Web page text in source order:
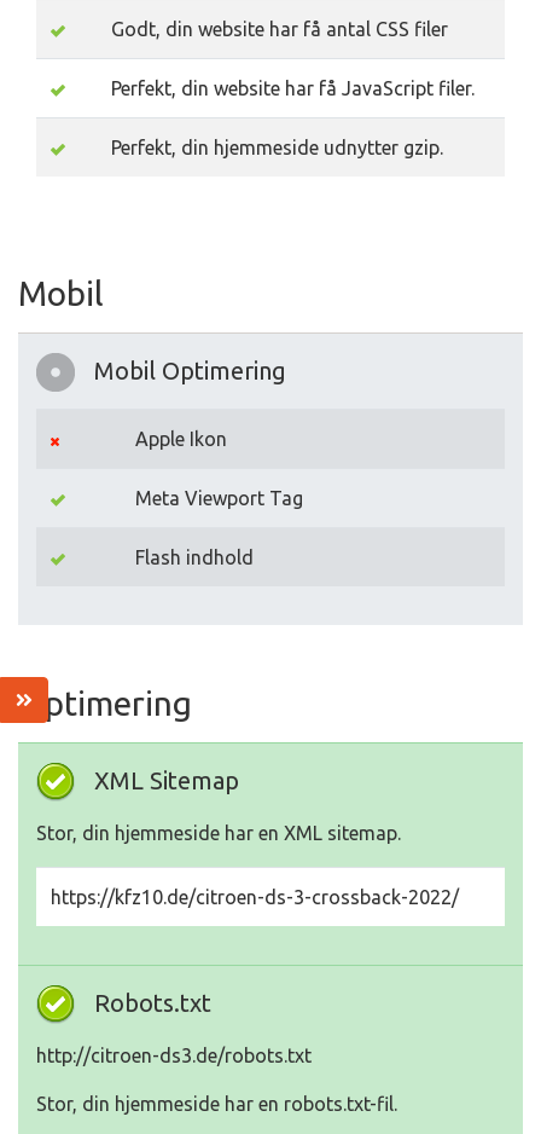
Godt, din website har få antal CSS filer
Perfekt, din website har få JavaScript filer.
Perfekt, din hjemmeside udnytter gzip.
Mobil
Mobil Optimering
Apple Ikon
Meta Viewport Tag
Flash indhold
Optimering
XML Sitemap
Stor, din hjemmeside har en XML sitemap.
https://kfz10.de/citroen-ds-3-crossback-2022/
Robots.txt
http://citroen-ds3.de/robots.txt
Stor, din hjemmeside har en robots.txt-fil.